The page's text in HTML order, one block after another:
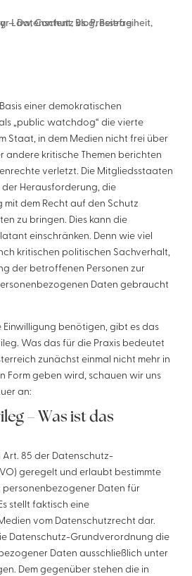
einer demokratischen
„public watchdog“ die vierte
Staat, in dem Medien nicht frei über
andere kritische Themen berichten
verletzt. Die Mitgliedsstaaten
Herausforderung, die
mit dem Recht auf den Schutz
zu bringen. Dies kann die
einschränken. Denn wie viel
kritischen politischen Sachverhalt,
der betroffenen Personen zur
Daten gebraucht
Einwilligung benötigen, gibt es das
Was das für die Praxis bedeutet
zunächst einmal nicht mehr in
Form geben wird, schauen wir uns
an:
– Was ist das
Art. 85 der Datenschutz-
geregelt und erlaubt bestimmte
personenbezogener Daten für
stellt faktisch eine
vom Datenschutzrecht dar.
Datenschutz-Grundverordnung die
Daten ausschließlich unter
Dem gegenüber stehen die in